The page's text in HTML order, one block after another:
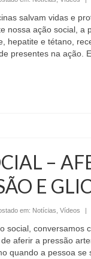
salvam vidas e
nossa ação social, a
hepatite e tétano,
presentes na ação.
–
E
em: Notícias Vídeos |
social, conversamos
aferir a pressão
quando a pessoa se